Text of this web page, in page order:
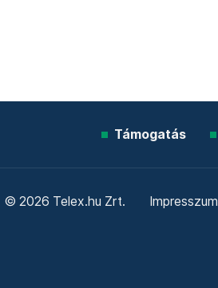
Támogatás
© 2026 Telex.hu Zrt. Impresszum